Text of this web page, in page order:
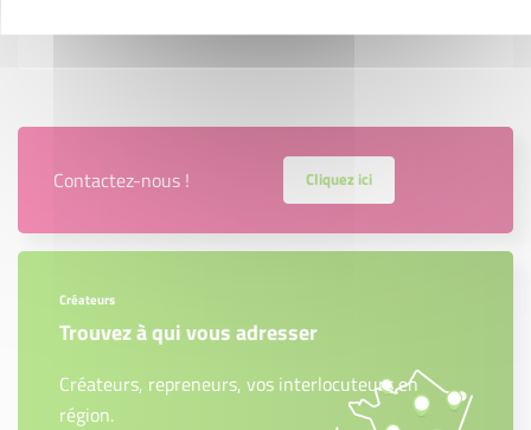
Contactez-nous ! Cliquez ici
Créateurs
Trouvez à qui vous adresser
Créateurs, repreneurs, vos interlocuteurs en
région.